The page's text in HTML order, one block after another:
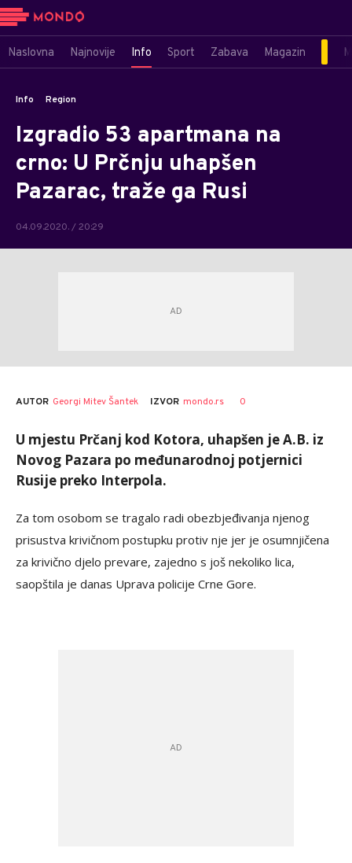
Naslovna Najnovije Info Sport Zabava Magazin
Info Region
Izgradio 53 apartmana na
crno: U Prčnju uhapšen
Pazarac, traže ga Rusi
04.09.2020. / 20:29
AUTOR Georgi Mitev Šantek IZVOR mondo.rs 0
U mjestu Prčanj kod Kotora, uhapšen je A.B. iz
Novog Pazara po međunarodnoj potjernici
Rusije preko Interpola.
Za tom osobom se tragalo radi obezbjeđivanja njenog
prisustva krivičnom postupku protiv nje jer je osumnjičena
za krivično djelo prevare, zajedno s još nekoliko lica,
saopštila je danas Uprava policije Crne Gore.